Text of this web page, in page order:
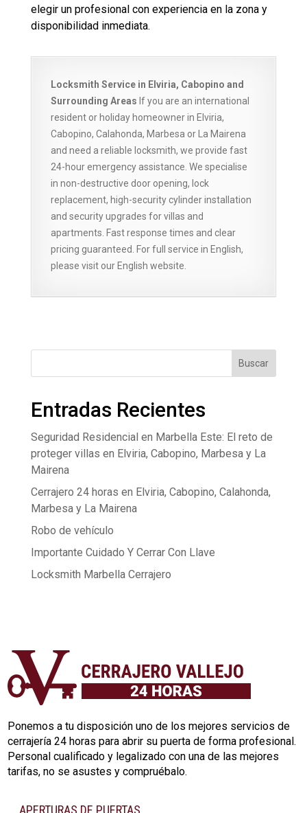
elegir un profesional con experiencia en la zona y
disponibilidad inmediata.
Locksmith Service in Elviria, Cabopino and
Surrounding Areas If you are an international
resident or holiday homeowner in Elviria,
Cabopino, Calahonda, Marbesa or La Mairena
and need a reliable locksmith, we provide fast
24-hour emergency assistance. We specialise
in non-destructive door opening, lock
replacement, high-security cylinder installation
and security upgrades for villas and
apartments. Fast response times and clear
pricing guaranteed. For full service in English,
please visit our English website.
Buscar
Entradas Recientes
Seguridad Residencial en Marbella Este: El reto de
proteger villas en Elviria, Cabopino, Marbesa y La
Mairena
Cerrajero 24 horas en Elviria, Cabopino, Calahonda,
Marbesa y La Mairena
Robo de vehículo
Importante Cuidado Y Cerrar Con Llave
Locksmith Marbella Cerrajero
Ponemos a tu disposición uno de los mejores servicios de
cerrajería 24 horas para abrir su puerta de forma profesional.
Personal cualificado y legalizado con una de las mejores
tarifas, no se asustes y compruébalo.
APERTURAS DE PUERTAS